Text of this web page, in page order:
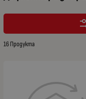
16 Продукта